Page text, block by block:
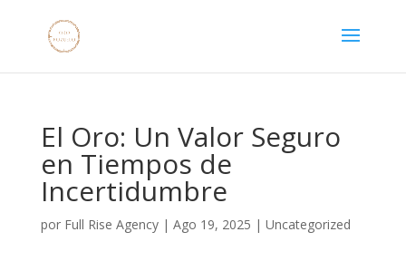
El Oro: Un Valor Seguro
en Tiempos de
Incertidumbre
por Full Rise Agency| Ago 19, 2025 | Uncategorized